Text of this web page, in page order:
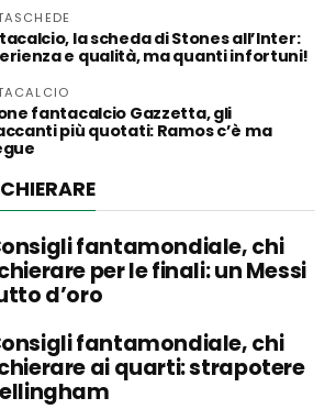
la scheda di Stones all’Inter:
e qualità, ma quanti infortuni!
fantacalcio Gazzetta, gli
più quotati: Ramos c’è ma
fantamondiale, chi
per le finali: un Messi
d’oro
fantamondiale, chi
ai quarti: strapotere